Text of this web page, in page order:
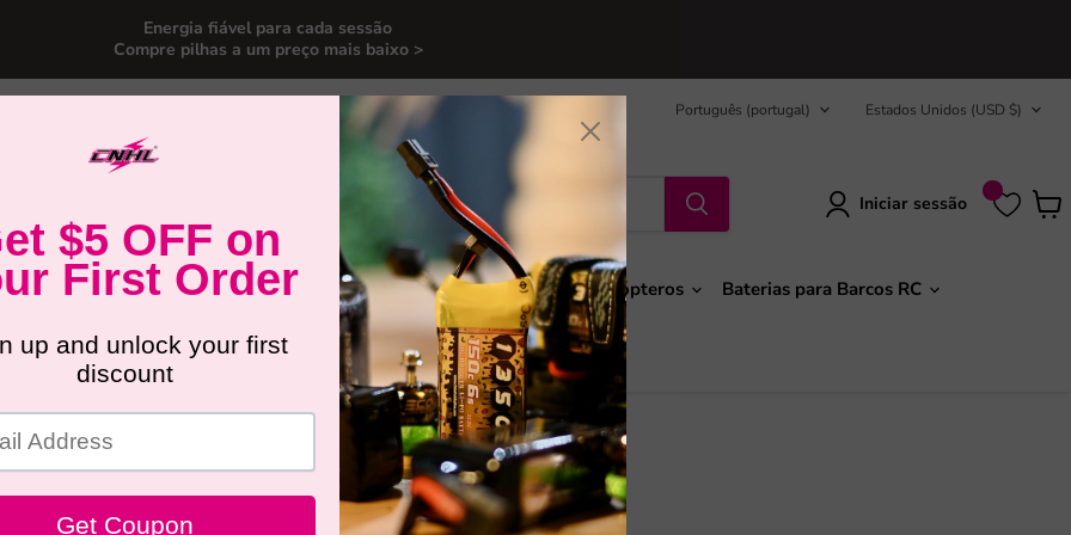
Energia fiável para cada sessão
Compre pilhas a um preço mais baixo >
Idioma
Português (portugal) País
Estados Unidos (USD $)
Iniciar sessão
Drones FPV Baterias para Carros RC Baterias para Aviões e Helicópteros Baterias para Barcos RC
Novos Produtos Promoção
Lipo Para 1/10 Traxxas Bigfoot